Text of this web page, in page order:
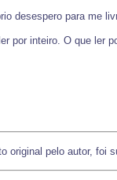
desespero para me
por inteiro. O que
pelo autor,